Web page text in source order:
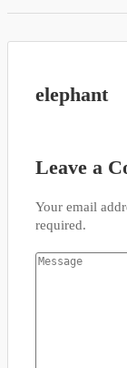
elephant
Leave a
Your email
required.